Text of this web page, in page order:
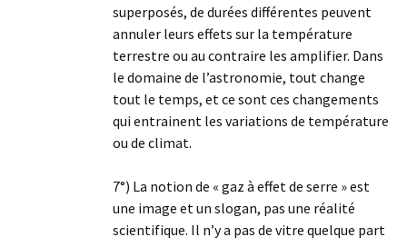
superposés, de durées différentes peuvent
annuler leurs effets sur la température
terrestre ou au contraire les amplifier. Dans
le domaine de l’astronomie, tout change
tout le temps, et ce sont ces changements
qui entrainent les variations de température
ou de climat.
7°) La notion de « gaz à effet de serre » est
une image et un slogan, pas une réalité
scientifique. Il n’y a pas de vitre quelque part